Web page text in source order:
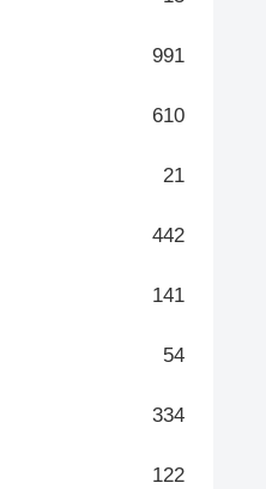
991
610
21
442
141
54
334
122